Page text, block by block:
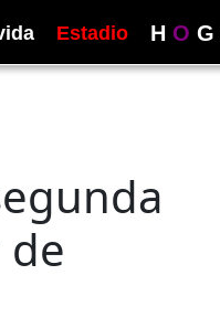
Estadio H O G